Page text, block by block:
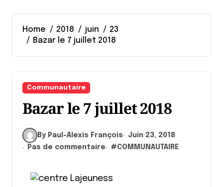
Home 2018 juin
23
Bazar le 7 juillet 2018
Communautaire
Bazar le 7 juillet 2018
By Paul-Alexis François
Juin 23, 2018
Pas de commentaire
#COMMUNAUTAIRE